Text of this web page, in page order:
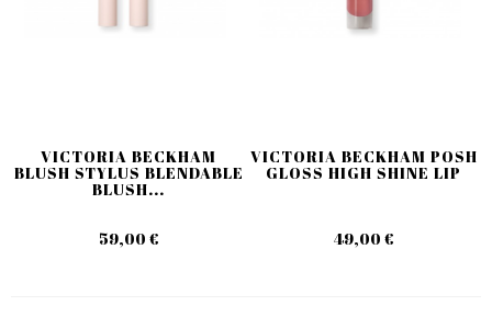
VICTORIA BECKHAM
BLUSH STYLUS BLENDABLE
BLUSH...
59,00 €
VICTORIA BECKHAM POSH
GLOSS HIGH SHINE LIP
49,00 €